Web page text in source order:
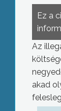
Ez a
Az
akad